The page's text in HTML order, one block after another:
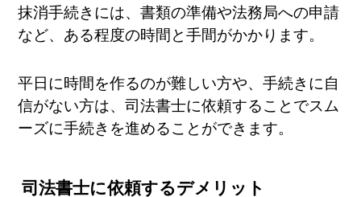
抹消手続きには、書類の準備や法務局への申請
など、ある程度の時間と手間がかかります。
平日に時間を作るのが難しい方や、手続きに自
信がない方は、司法書士に依頼することでスム
ーズに手続きを進めることができます。
司法書士に依頼するデメリット